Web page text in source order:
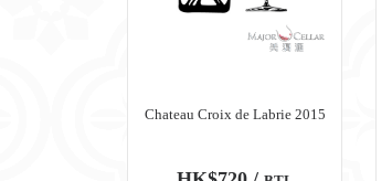
Chateau Croix de Labrie 2015